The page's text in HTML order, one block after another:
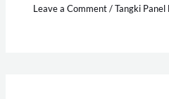
Leave a Comment/Tangki Panel